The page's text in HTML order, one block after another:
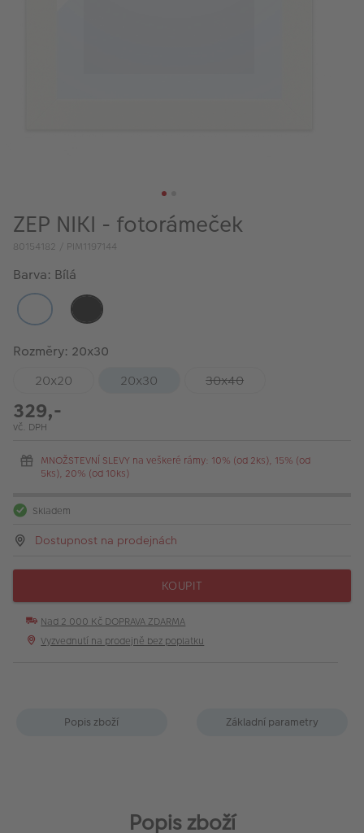
ZEP NIKI - fotorámeček
80154182 / PIM1197144
Barva: Bílá
Rozměry: 20x30
20x20
20x30 30x40
329,-
vč. DPH
MNOŽSTEVNÍ SLEVY na veškeré rámy: 10% (od 2ks), 15% (od
5ks), 20% (od 10ks)
Skladem
Dostupnost na prodejnách
KOUPIT
Nad 2 000 Kč DOPRAVA ZDARMA
Vyzvednutí na prodejně bez poplatku
Popis zboží Základní parametry
Popis zboží